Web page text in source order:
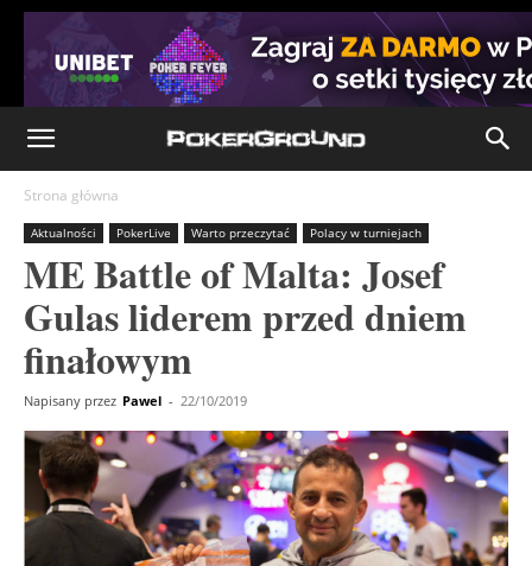
Strona główna
Aktualności PokerLive Warto przeczytać Polacy w turniejach
ME Battle of Malta: Josef
Gulas liderem przed dniem
finałowym
Napisany przez Pawel - 22/10/2019